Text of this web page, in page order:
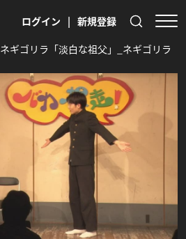
ログイン | 新規登録
ネギゴリラ「淡白な祖父」_ネギゴリラ